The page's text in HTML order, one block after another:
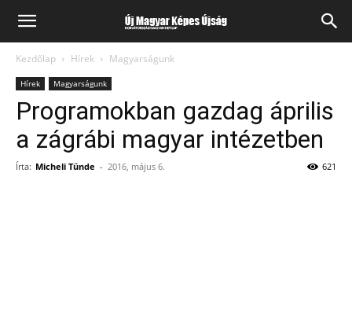
Kezdőlap Hírek Magyarságunk
Hírek Magyarságunk
Programokban gazdag április
a zágrábi magyar intézetben
Írta: Micheli Tünde - 2016, május 6. 621